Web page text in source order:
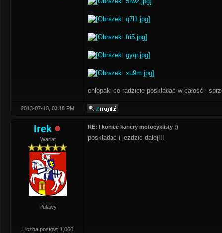
chłopaki co radzicie poskładać w całość i
2013-07-10, 03:18 PM
Irek
Wariat
Pulawy
Liczba postów: 1,060
RE: I koniec kariery motocyklisty ;)
poskładać i jezdzic dalej!!!